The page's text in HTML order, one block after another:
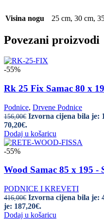
Visina nogu 25 cm, 30 cm,
Povezani proizvodi
-55%
Rk 25 Fix Samac 80 x
Podnice, Drvene Podnice
156,00€ Izvorna cijena bila je:
70,20€.
Dodaj u košaricu
-55%
Wood Samac 85 x 195 -
PODNICE I KREVETI
416,00€ Izvorna cijena bila je:
je: 187,20€.
Dodaj u košaricu